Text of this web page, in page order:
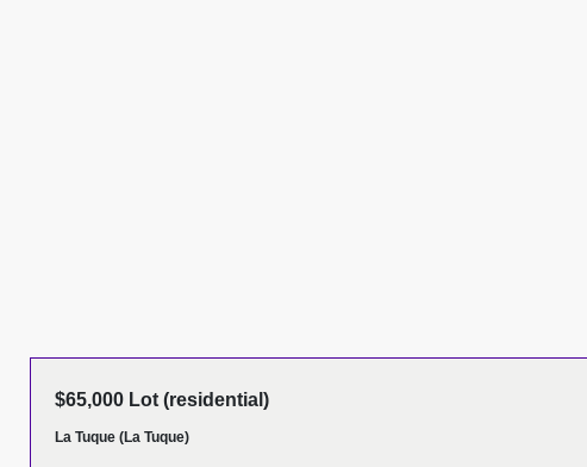
$65,000 Lot (residential)
La Tuque (La Tuque)